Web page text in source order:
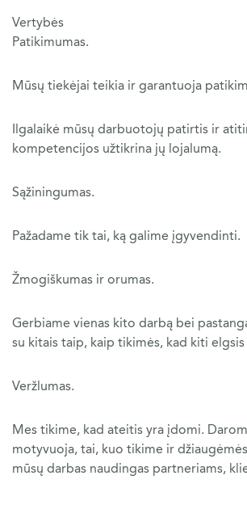
Vertybės
Patikimumas.
Mūsų tiekėjai teikia ir garantuoja
Ilgalaikė mūsų darbuotojų patirtis ir
kompetencijos užtikrina jų lojalumą.
Sąžiningumas.
Pažadame tik tai, ką galime įgyvendinti.
Žmogiškumas ir orumas.
Gerbiame vienas kito darbą bei
su kitais taip, kaip tikimės, kad kiti elgsis
Veržlumas.
Mes tikime, kad ateitis yra įdomi.
motyvuoja, tai, kuo tikime ir
mūsų darbas naudingas partneriams,